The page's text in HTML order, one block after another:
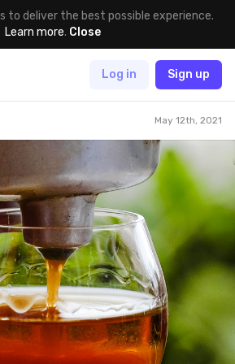
to deliver the best possible experience.
Learn more. Close
Log in Sign up
May 12th, 2021